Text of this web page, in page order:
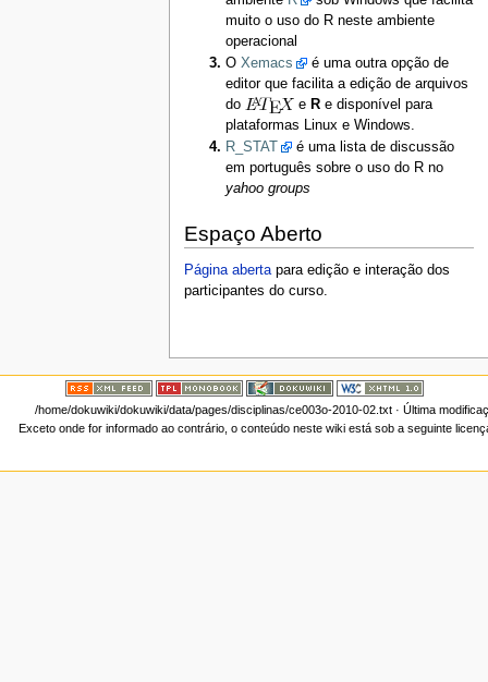
muito o uso do R neste ambiente
operacional
O Xemacs
é uma outra opção de
editor que facilita a edição de arquivos
do
e Re disponível para
plataformas Linux e Windows.
R_STAT
é uma lista de discussão
em português sobre o uso do R no
yahoo groups
Espaço Aberto
Página abertapara edição e interação dos
participantes do curso.
/home/dokuwiki/dokuwiki/data/pages/disciplinas/ce003o-2010-02.txt· Última
Exceto onde for informado ao contrário, o conteúdo neste wiki está sob a seguinte